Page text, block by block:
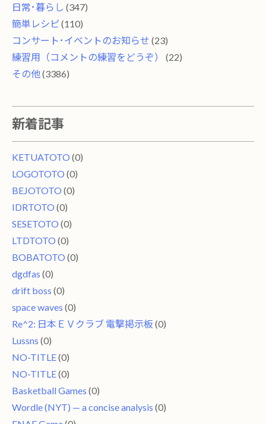
日常･暮らし (347)
簡単レシピ (110)
コンサート･イベントのお知らせ (23)
練習用（コメントの練習をどうぞ）
(22)
その他 (3386)
新着記事
KETUATOTO (0)
LOGOTOTO (0)
BEJOTOTO (0)
IDRTOTO (0)
SESETOTO (0)
LTDTOTO (0)
BOBATOTO (0)
dgdfas (0)
drift boss (0)
space waves (0)
Re^2: 日本ＥＶクラブ 電撃掲示板 (0)
Lussns (0)
NO-TITLE(0)
NO-TITLE(0)
Basketball Games (0)
Wordle (NYT) — a concise analysis (0)